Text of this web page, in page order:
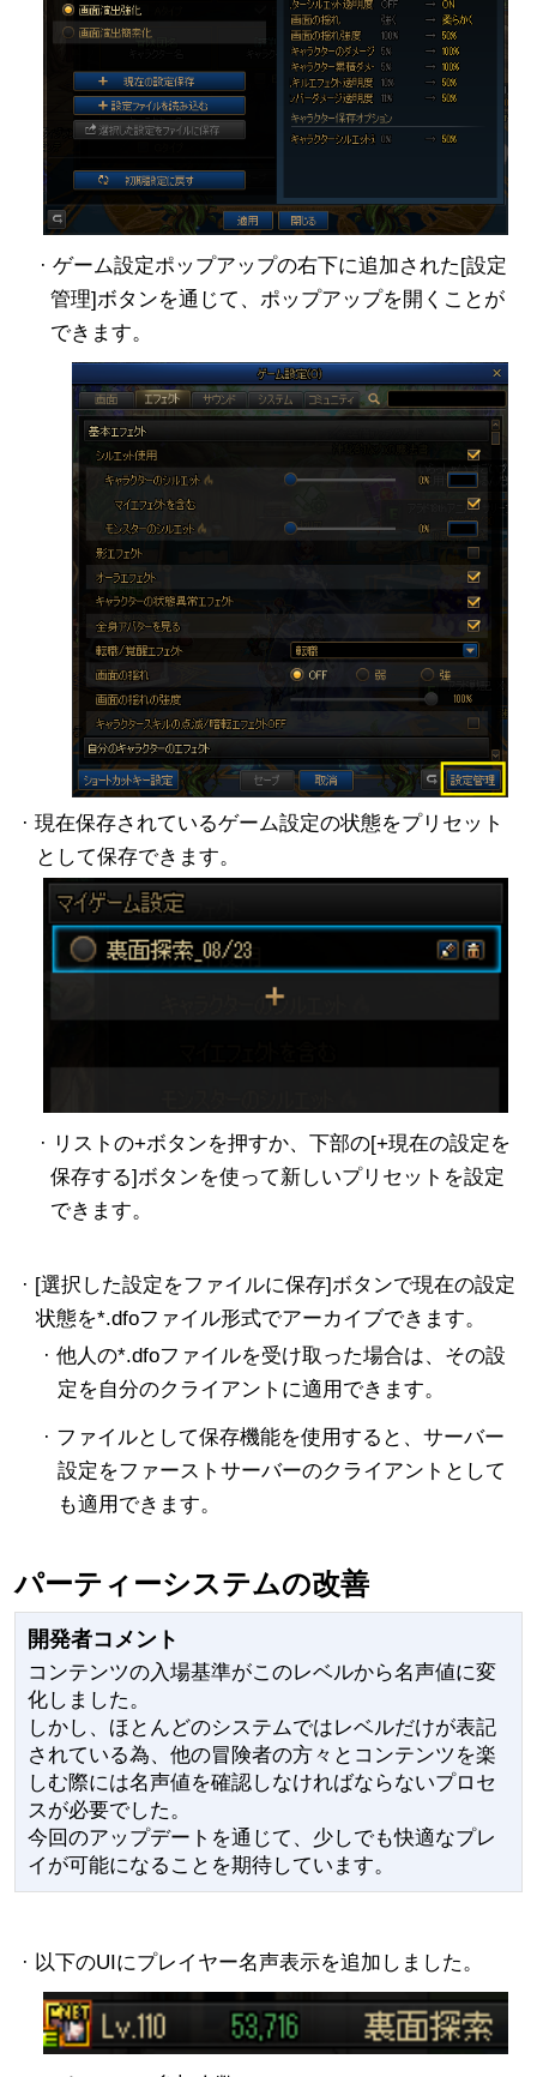
· ゲーム設定ポップアップの右下に追加された[設定
管理]ボタンを通じて、ポップアップを開くことが
できます。
· 現在保存されているゲーム設定の状態をプリセット
として保存できます。
· リストの+ボタンを押すか、下部の[+現在の設定を
保存する]ボタンを使って新しいプリセットを設定
できます。
· [選択した設定をファイルに保存]ボタンで現在の設定
状態を*.dfoファイル形式でアーカイブできます。
· 他人の*.dfoファイルを受け取った場合は、その設
定を自分のクライアントに適用できます。
· ファイルとして保存機能を使用すると、サーバー
設定をファーストサーバーのクライアントとして
も適用できます。
パーティーシステムの改善
開発者コメント
コンテンツの入場基準がこのレベルから名声値に変
化しました。
しかし、ほとんどのシステムではレベルだけが表記
されている為、他の冒険者の方々とコンテンツを楽
しむ際には名声値を確認しなければならないプロセ
スが必要でした。
今回のアップデートを通じて、少しでも快適なプレ
イが可能になることを期待しています。
· 以下のUIにプレイヤー名声表示を追加しました。